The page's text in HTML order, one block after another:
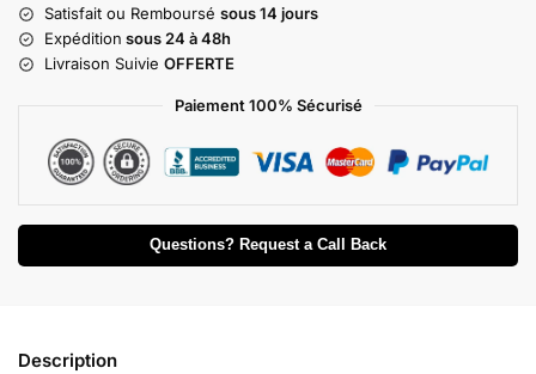
Satisfait ou Remboursé sous 14 jours
Expédition sous 24 à 48h
Livraison Suivie OFFERTE
Paiement 100% Sécurisé
Questions? Request a Call Back
Description